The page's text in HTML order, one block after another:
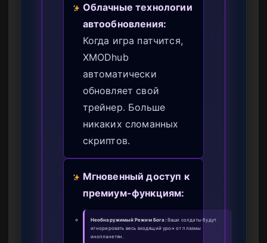
Облачные технологии
автообновления:
Когда игра патчится,
XMODhub
автоматически
обновляет свой
трейнер. Больше
никаких сломанных
скриптов.
Мгновенный доступ к
премиум-функциям:
Необнаружимый Режим Бога:Ваши солдаты будут
игнорировать весь входящий урон от плазмы
инопланетян.